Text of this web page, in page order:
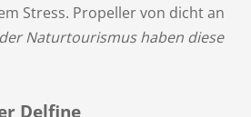
Stress. Propeller von dicht an
Naturtourismus haben diese
Delfine